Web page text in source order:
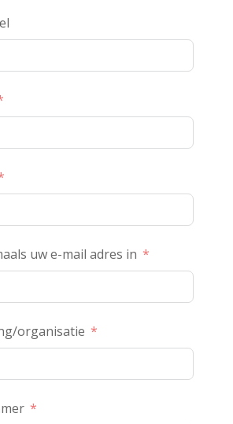
uw e-mail adres in
organisatie